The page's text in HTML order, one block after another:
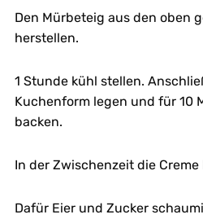
Den Mürbeteig aus den oben
herstellen.
1 Stunde kühl stellen.
Kuchenform legen und für 10
backen.
In der Zwischenzeit die Creme
Dafür Eier und Zucker